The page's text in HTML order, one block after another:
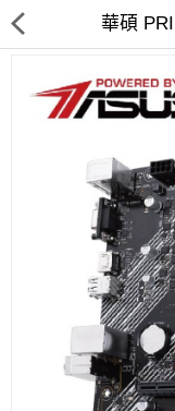
客訂商品
超值DIY主機
迷你PC專區
華碩品牌桌上型
處理器
華碩